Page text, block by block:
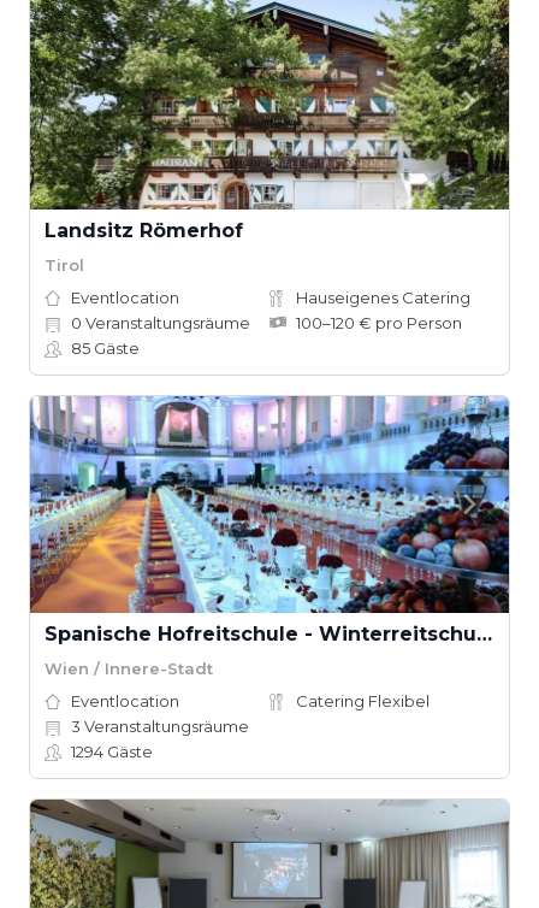
Landsitz Römerhof
Tirol
Eventlocation
Hauseigenes Catering
0 Veranstaltungsräume
100–120 € pro Person
85 Gäste
Spanische Hofreitschule - Winterreitschule
Wien / Innere-Stadt
Eventlocation
Catering Flexibel
3 Veranstaltungsräume
1294 Gäste